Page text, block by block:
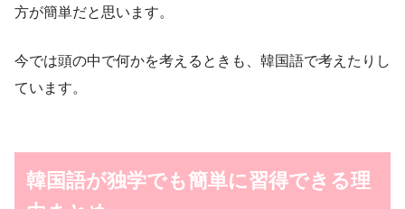
方が簡単だと思います。
今では頭の中で何かを考えるときも、韓国語で考えたりし
ています。
韓国語が独学でも簡単に習得できる理